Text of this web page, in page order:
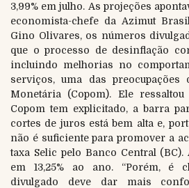
3,99% em julho. As projeções
economista-chefe da Azimut
Gino Olivares, os números
que o processo de desinflação
incluindo melhorias no
serviços, uma das
Monetária (Copom). Ele
Copom tem explicitado, a barra
cortes de juros está bem alta e,
não é suficiente para promover a
taxa Selic pelo Banco Central (BC).
em 13,25% ao ano. “Porém, é
divulgado deve dar mais